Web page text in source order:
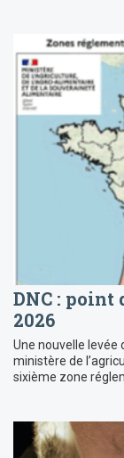
DNC :
2026
Une nouvelle levée
ministère de
sixième zone